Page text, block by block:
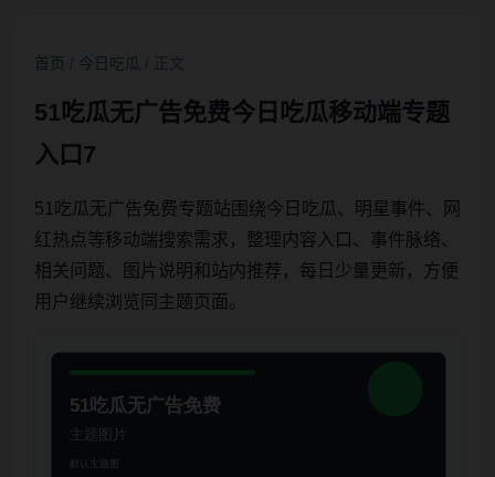
首页 今日吃瓜
51吃瓜无广告免费今日吃瓜移动端专题
入口7
51吃瓜无广告免费专题站围绕今日吃瓜、明星事件、网
红热点等移动端搜索需求，整理内容入口、事件脉络、
相关问题、图片说明和站内推荐，每日少量更新，方便
用户继续浏览同主题页面。